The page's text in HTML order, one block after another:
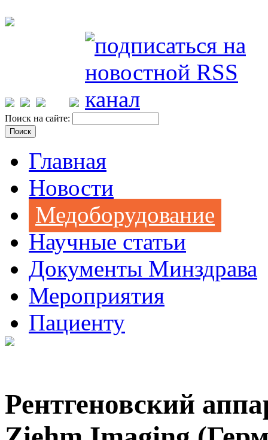
Поиск на сайте:
Главная
Новости
Медоборудование
Научные статьи
Документы Минздрава
Мероприятия
Пациенту
Рентгеновский